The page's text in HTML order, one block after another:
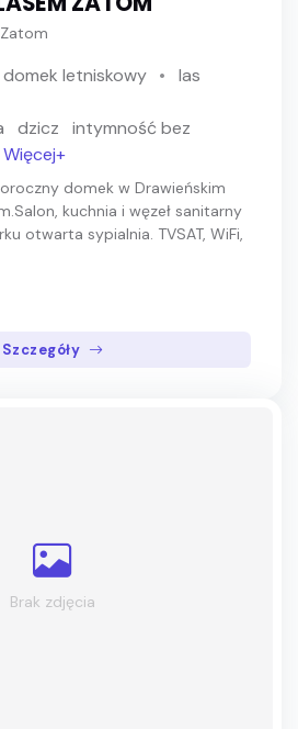
domek letniskowy
las
dzicz
intymność bez
Więcej+
domek w Drawieńskim
kuchnia i węzeł sanitarny
otwarta sypialnia. TVSAT, WiFi,
Szczegóły
Brak zdjęcia